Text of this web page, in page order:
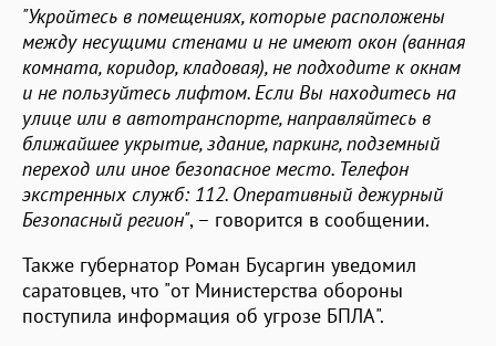
"Укройтесь в помещениях, которые расположены
между несущими стенами и не имеют окон (ванная
комната, коридор, кладовая), не подходите к окнам
и не пользуйтесь лифтом. Если Вы находитесь на
улице или в автотранспорте, направляйтесь в
ближайшее укрытие, здание, паркинг, подземный
переход или иное безопасное место. Телефон
экстренных служб: 112. Оперативный дежурный
Безопасный регион", – говорится в сообщении.
Также губернатор Роман Бусаргин уведомил
саратовцев, что "от Министерства обороны
поступила информация об угрозе БПЛА".